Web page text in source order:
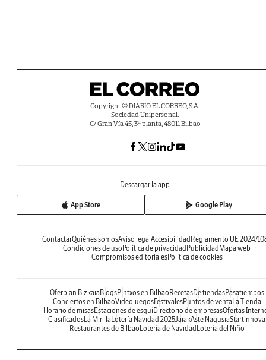
Copyright © DIARIO EL CORREO, S.A.
Sociedad Unipersonal.
C/ Gran Vía 45, 3ª planta, 48011 Bilbao
Descargar la app
App Store Google Play
ContactarQuiénes somosAviso legal Accesibilidad Reglamento UE 2024/
Condiciones de uso Política de privacidad Publicidad Mapa web
Compromisos editorialesPolítica de cookies
Oferplan Bizkaia BlogsPintxos en Bilbao RecetasDe tiendasPasatiempos
Conciertos en BilbaoVideojuegosFestivalesPuntos de venta La Tienda
Horario de misasEstaciones de esquíDirectorio de empresasOfertas
Clasificados La Mirilla Lotería Navidad 2025JaiakAste NagusiaStartinnova
Restaurantes de Bilbao Lotería de Navidad Lotería del Niño